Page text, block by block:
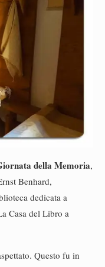
della Memoria,
Benhard,
dedicata a
Casa del Libro a
Questo fu in